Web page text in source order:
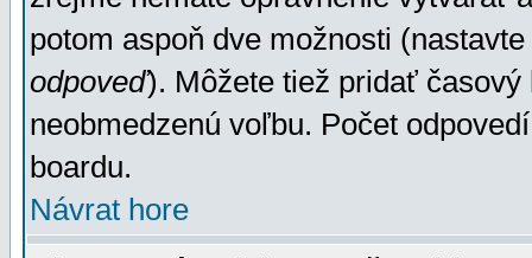
potom aspoň dve možnosti
odpoveď). Môžete tiež pridať
neobmedzenú voľbu. Počet
boardu.
Návrat hore